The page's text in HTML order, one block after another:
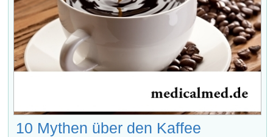
10 Mythen über den Kaffee